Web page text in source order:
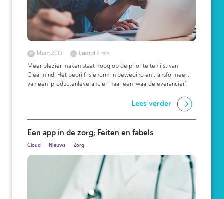
Maart 2019 Leestijd 4 min.
Meer plezier maken staat hoog op de prioriteitenlijst van
Clearmind. Het bedrijf is enorm in beweging en transformeert
van een ‘productenleverancier’ naar een ‘waardeleverancier’.
Lees verder
Een app in de zorg; Feiten en fabels
Cloud Nieuws Zorg